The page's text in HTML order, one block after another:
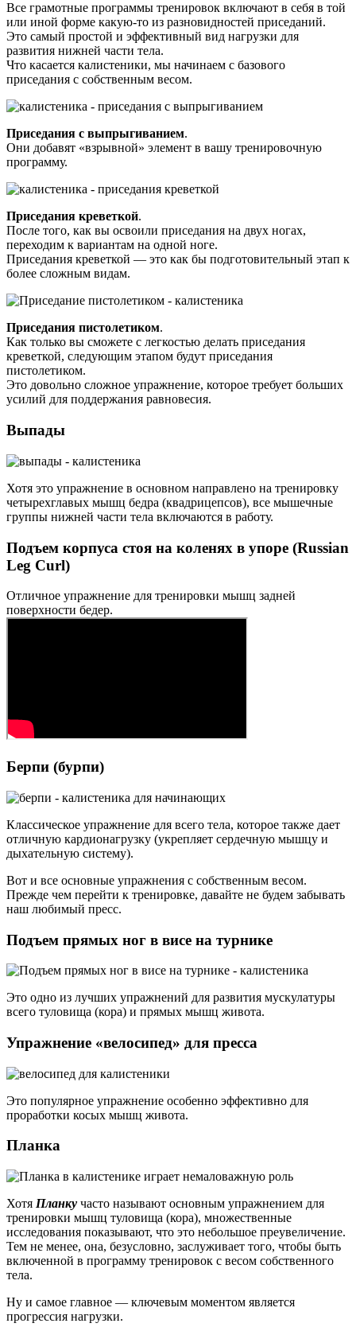
Все грамотные программы тренировок включают в себя в той
или иной форме какую-то из разновидностей приседаний.
Это самый простой и эффективный вид нагрузки для
развития нижней части тела.
Что касается калистеники, мы начинаем с базового
приседания с собственным весом.
Приседания с выпрыгиванием.
Они добавят «взрывной» элемент в вашу тренировочную
программу.
Приседания креветкой.
После того, как вы освоили приседания на двух ногах,
переходим к вариантам на одной ноге.
Приседания креветкой — это как бы подготовительный этап к
более сложным видам.
Приседания пистолетиком.
Как только вы сможете с легкостью делать приседания
креветкой, следующим этапом будут приседания
пистолетиком.
Это довольно сложное упражнение, которое требует больших
усилий для поддержания равновесия.
Выпады
Хотя это упражнение в основном направлено на тренировку
четырехглавых мышц бедра (квадрицепсов), все мышечные
группы нижней части тела включаются в работу.
Подъем корпуса стоя на коленях в упоре (Russian
Leg Curl)
Отличное упражнение для тренировки мышц задней
поверхности бедер.
Берпи (бурпи)
Классическое упражнение для всего тела, которое также дает
отличную кардионагрузку (укрепляет сердечную мышцу и
дыхательную систему).
Вот и все основные упражнения с собственным весом.
Прежде чем перейти к тренировке, давайте не будем забывать
наш любимый пресс.
Подъем прямых ног в висе на турнике
Это одно из лучших упражнений для развития мускулатуры
всего туловища (кора) и прямых мышц живота.
Упражнение «велосипед» для пресса
Это популярное упражнение особенно эффективно для
проработки косых мышц живота.
Планка
Хотя Планку часто называют основным упражнением для
тренировки мышц туловища (кора), множественные
исследования показывают, что это небольшое преувеличение.
Тем не менее, она, безусловно, заслуживает того, чтобы быть
включенной в программу тренировок с весом собственного
тела.
Ну и самое главное — ключевым моментом является
прогрессия нагрузки.